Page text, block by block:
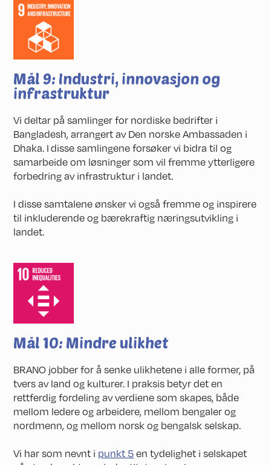
Mål 9: Industri, innovasjon og
infrastruktur
Vi deltar på samlinger for nordiske bedrifter i
Bangladesh, arrangert av Den norske Ambassaden i
Dhaka. I disse samlingene forsøker vi bidra til og
samarbeide om løsninger som vil fremme ytterligere
forbedring av infrastruktur i landet.
I disse samtalene ønsker vi også fremme og inspirere
til inkluderende og bærekraftig næringsutvikling i
landet.
Mål 10: Mindre ulikhet
BRANO jobber for å senke ulikhetene i alle former, på
tvers av land og kulturer. I praksis betyr det en
rettferdig fordeling av verdiene som skapes, både
mellom ledere og arbeidere, mellom bengaler og
nordmenn, og mellom norsk og bengalsk selskap.
Vi har som nevnt i punkt 5en tydelighet i selskapet